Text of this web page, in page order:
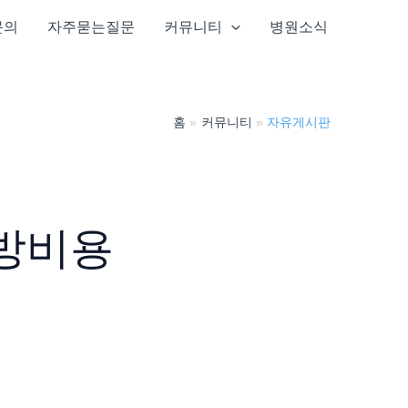
자주묻는질문 커뮤니티 병원소식
홈 커뮤니티 자유게시판
비용